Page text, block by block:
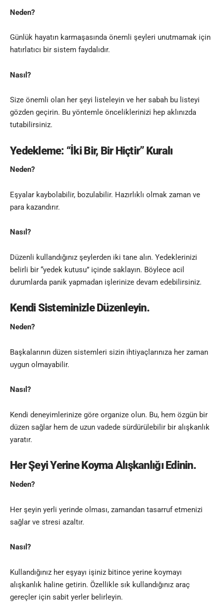
Neden?
Günlük hayatın karmaşasında önemli şeyleri unutmamak için
hatırlatıcı bir sistem faydalıdır.
Nasıl?
Size önemli olan her şeyi listeleyin ve her sabah bu listeyi
gözden geçirin. Bu yöntemle önceliklerinizi hep aklınızda
tutabilirsiniz.
Yedekleme: “İki Bir, Bir Hiçtir” Kuralı
Neden?
Eşyalar kaybolabilir, bozulabilir. Hazırlıklı olmak zaman ve
para kazandırır.
Nasıl?
Düzenli kullandığınız şeylerden iki tane alın. Yedeklerinizi
belirli bir “yedek kutusu” içinde saklayın. Böylece acil
durumlarda panik yapmadan işlerinize devam edebilirsiniz.
Kendi Sisteminizle Düzenleyin.
Neden?
Başkalarının düzen sistemleri sizin ihtiyaçlarınıza her zaman
uygun olmayabilir.
Nasıl?
Kendi deneyimlerinize göre organize olun. Bu, hem özgün bir
düzen sağlar hem de uzun vadede sürdürülebilir bir alışkanlık
yaratır.
Her Şeyi Yerine Koyma Alışkanlığı Edinin.
Neden?
Her şeyin yerli yerinde olması, zamandan tasarruf etmenizi
sağlar ve stresi azaltır.
Nasıl?
Kullandığınız her eşyayı işiniz bitince yerine koymayı
alışkanlık haline getirin. Özellikle sık kullandığınız araç
gereçler için sabit yerler belirleyin.